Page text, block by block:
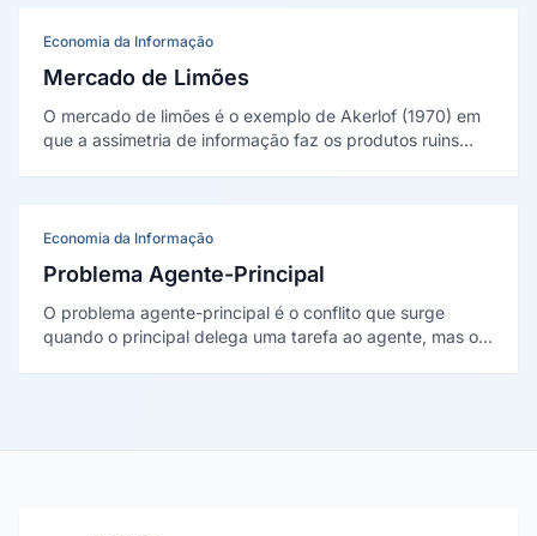
Economia da Informação
Mercado de Limões
O mercado de limões é o exemplo de Akerlof (1970) em
que a assimetria de informação faz os produtos ruins
Economia da Informação
Problema Agente-Principal
O problema agente-principal é o conflito que surge
quando o principal delega uma tarefa ao agente, mas os